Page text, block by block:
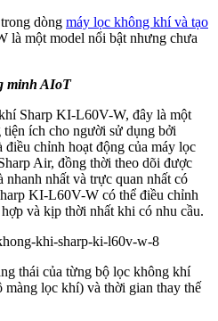
dòng máy lọc không khí và tạo
là một model nổi bật nhưng chưa
minh AIoT
Sharp KI-L60V-W, đây là một
ích cho người sử dụng bởi
chỉnh hoạt động của máy lọc
Air, đồng thời theo dõi được
nhất và trực quan nhất có
KI-L60V-W có thể điều chỉnh
và kịp thời nhất khi có nhu cầu.
thái của từng bộ lọc không khí
lọc khí) và thời gian thay thế